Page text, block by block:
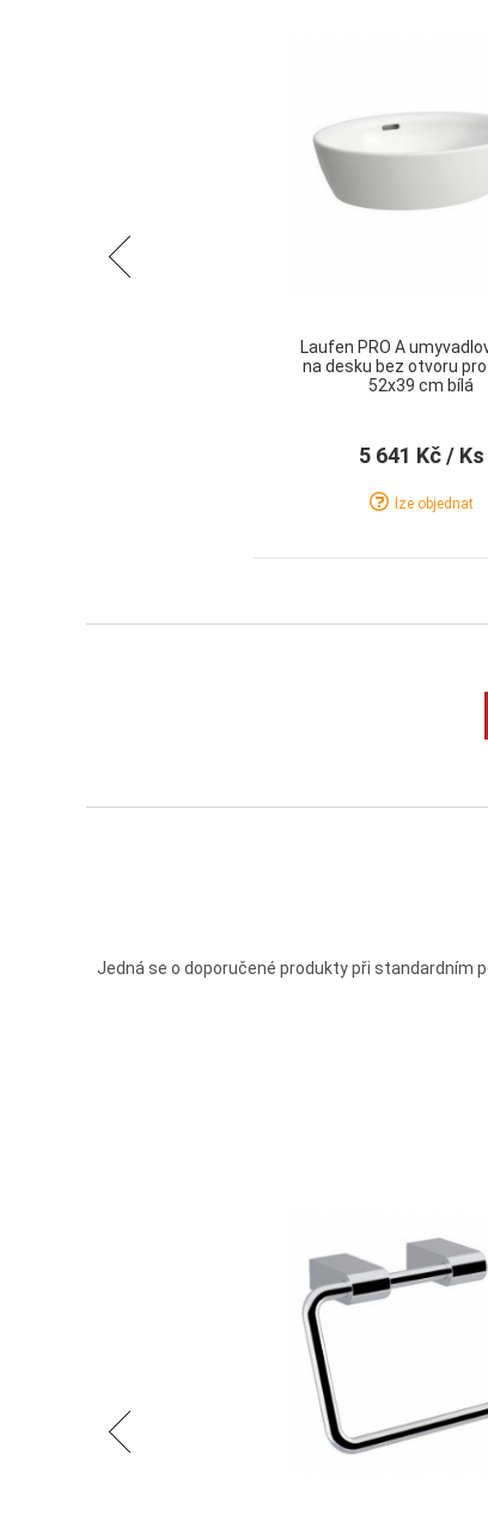
Laufen PRO A
na desku bez otvoru
52x39 cm bílá
5 641 Kč/ Ks
lze objednat
Jedná se o doporučené produkty při standardním